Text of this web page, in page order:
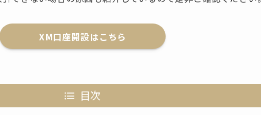
XM口座開設はこちら
目次